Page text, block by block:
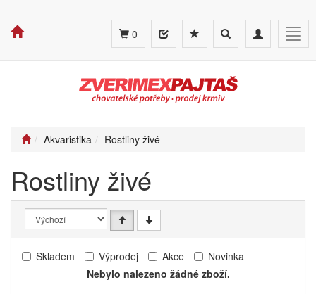
Toggle
navigation
Toggle
search
0
Akvaristika Rostliny živé
Rostliny živé
Skladem Výprodej Akce
Novinka
Nebylo nalezeno žádné zboží.